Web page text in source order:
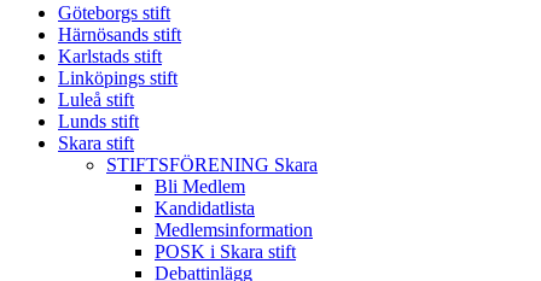
Göteborgs stift
Härnösands stift
Karlstads stift
Linköpings stift
Luleå stift
Lunds stift
Skara stift
STIFTSFÖRENING Skara
Bli Medlem
Kandidatlista
Medlemsinformation
POSK i Skara stift
Debattinlägg